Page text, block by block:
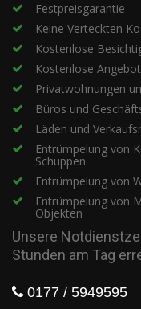
Festpreisgarantie
Keine Verteckten
Kostenlose
Kostenlose
Privatwohnungen
Büros und
Läden und
Entrümpelung von
Schuppen
Entrümpelung von
Entrümpelung von
Objekten
Unsere
Stunden am Tag
0177 / 5949595